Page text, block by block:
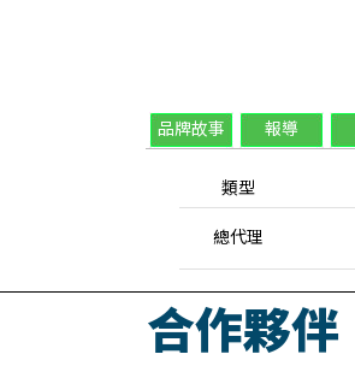
品牌故事 報導
類型
總代理
合作夥伴